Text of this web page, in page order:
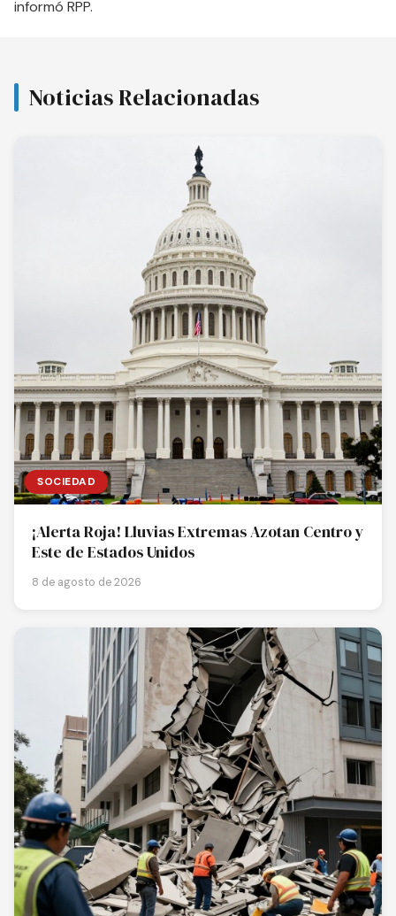
informó RPP.
Noticias Relacionadas
SOCIEDAD
¡Alerta Roja! Lluvias Extremas Azotan Centro y
Este de Estados Unidos
8 de agosto de 2026